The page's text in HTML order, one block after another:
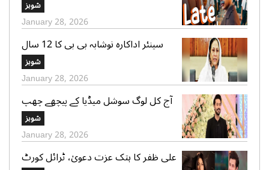
شوبز
January 28, 2026
سینئر اداکارہ نوشابہ بی بی کا 12 سال
کی عمر میں شادی ہونے کا اعتراف
شوبز
January 28, 2026
آج کل لوگ سوشل میڈیا کے پیچھے چھپ
کر ایک دوسرے پر کیچڑ اچھالتے ہیں‘ علی
عباس
شوبز
January 28, 2026
علی ظفر کا ہتک عزت دعویٰ، ٹرائل کورٹ